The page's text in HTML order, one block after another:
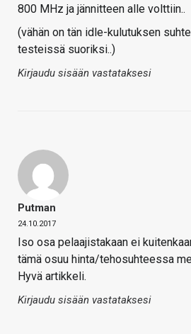
800 MHz ja jännitteen alle volttiin..
(vähän on tän idle-kulutuksen
testeissä suoriksi..)
Kirjaudu sisään vastataksesi
Putman
24.10.2017
Iso osa pelaajistakaan ei
tämä osuu hinta/tehosuhteessa
Hyvä artikkeli.
Kirjaudu sisään vastataksesi